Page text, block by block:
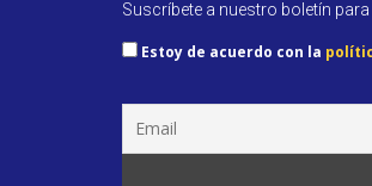
Suscríbete a nuestro boletín
Estoy de acuerdo con la